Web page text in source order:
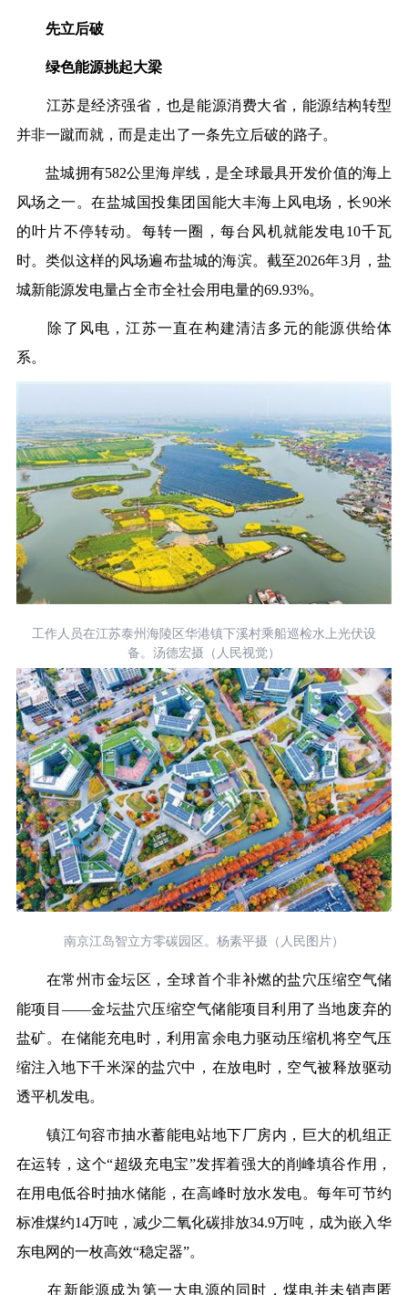
先立后破
绿色能源挑起大梁
江苏是经济强省，也是能源消费大省，能源结构转型
并非一蹴而就，而是走出了一条先立后破的路子。
盐城拥有582公里海岸线，是全球最具开发价值的海上
风场之一。在盐城国投集团国能大丰海上风电场，长90米
的叶片不停转动。每转一圈，每台风机就能发电10千瓦
时。类似这样的风场遍布盐城的海滨。截至2026年3月，盐
城新能源发电量占全市全社会用电量的69.93%。
除了风电，江苏一直在构建清洁多元的能源供给体
系。
工作人员在江苏泰州海陵区华港镇下溪村乘船巡检水上光伏设
备。汤德宏摄（人民视觉）
南京江岛智立方零碳园区。杨素平摄（人民图片）
在常州市金坛区，全球首个非补燃的盐穴压缩空气储
能项目——金坛盐穴压缩空气储能项目利用了当地废弃的
盐矿。在储能充电时，利用富余电力驱动压缩机将空气压
缩注入地下千米深的盐穴中，在放电时，空气被释放驱动
透平机发电。
镇江句容市抽水蓄能电站地下厂房内，巨大的机组正
在运转，这个“超级充电宝”发挥着强大的削峰填谷作用，
在用电低谷时抽水储能，在高峰时放水发电。每年可节约
标准煤约14万吨，减少二氧化碳排放34.9万吨，成为嵌入华
东电网的一枚高效“稳定器”。
在新能源成为第一大电源的同时，煤电并未销声匿